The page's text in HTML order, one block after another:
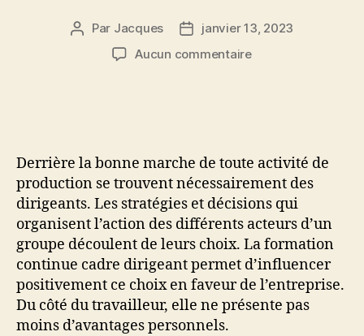
Auteur
l’article
Par Jacques
Datejanvier 13, 2023
Aucun commentairesur
Derrière la bonne marche de toute activité de
production se trouvent nécessairement des
dirigeants. Les stratégies et décisions qui
organisent l’action des différents acteurs d’un
groupe découlent de leurs choix. La formation
continue cadre dirigeant permet d’influencer
positivement ce choix en faveur de l’entreprise.
Du côté du travailleur, elle ne présente pas
moins d’avantages personnels.